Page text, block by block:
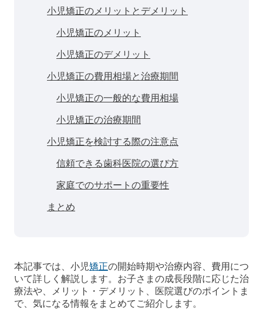
小児矯正のメリットとデメリット
小児矯正のメリット
小児矯正のデメリット
小児矯正の費用相場と治療期間
小児矯正の一般的な費用相場
小児矯正の治療期間
小児矯正を検討する際の注意点
信頼できる歯科医院の選び方
家庭でのサポートの重要性
まとめ
本記事では、小児矯正の開始時期や治療内容、費用につ
いて詳しく解説します。お子さまの成長段階に応じた治
療法や、メリット・デメリット、医院選びのポイントま
で、気になる情報をまとめてご紹介します。